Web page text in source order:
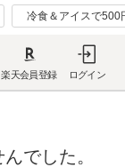
冷食＆アイスで500
楽天会員登録 ログイン
でした。